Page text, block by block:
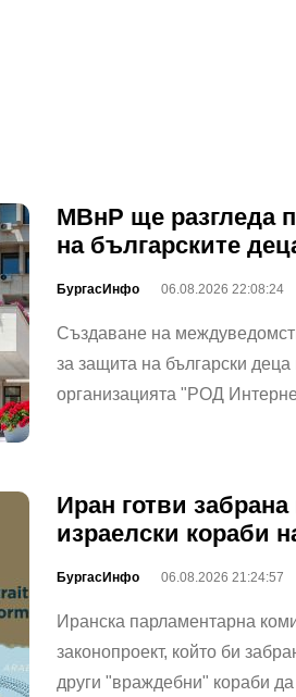
МВнР ще разгледа
на българските
БургасИнфо 06.08.2026 22:08:24
Създаване на
за защита на български
организацията "РОД
Иран готви
израелски кораби
БургасИнфо 06.08.2026 21:24:57
Иранска парламентарна
законопроект, който би
други "враждебни" кораби